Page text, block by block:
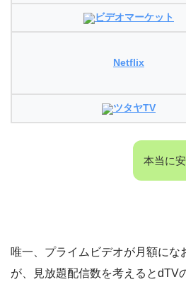
ビデオマーケット
Netflix
ツタヤTV
本当に
唯一、プライムビデオが月額にな
が、見放題配信数を考えるとdTV